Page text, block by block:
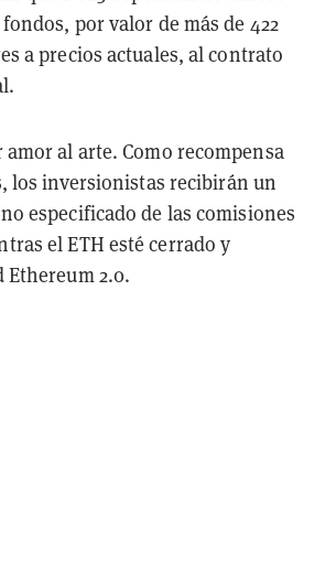
por valor de más de 422
a precios actuales, al contrato
al arte. Como recompensa
los inversionistas recibirán un
especificado de las comisiones
el ETH esté cerrado y
Ethereum 2.0.